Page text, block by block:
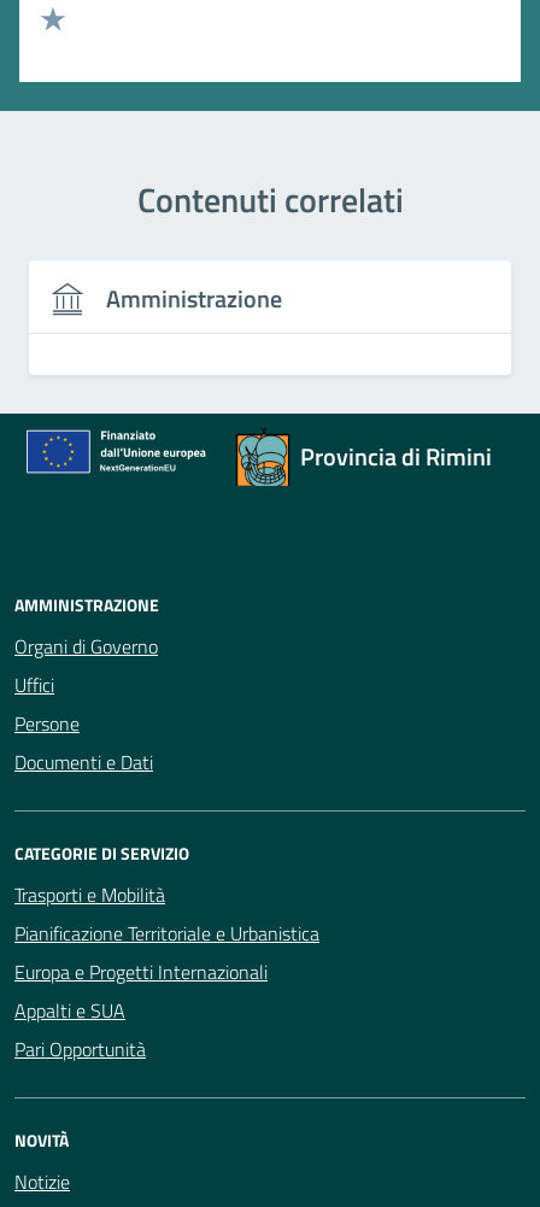
Valuta 2 stelle su 5
Contenuti correlati
Amministrazione
Provincia di Rimini
AMMINISTRAZIONE
Organi di Governo
Uffici
Persone
Documenti e Dati
CATEGORIE DI SERVIZIO
Trasporti e Mobilità
Pianificazione Territoriale e Urbanistica
Europa e Progetti Internazionali
Appalti e SUA
Pari Opportunità
NOVITÀ
Notizie